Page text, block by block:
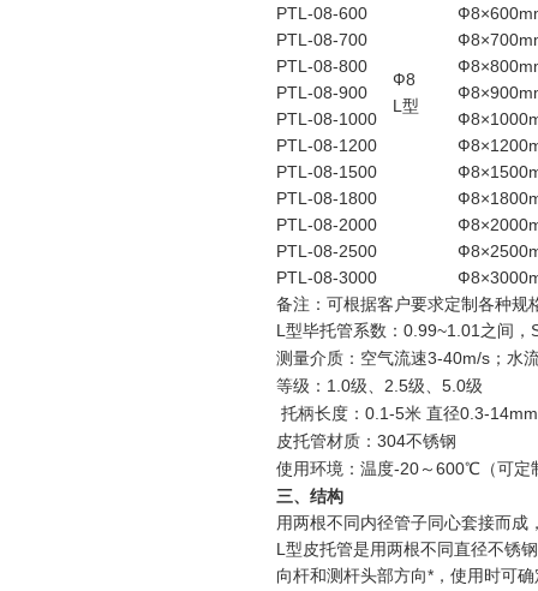
Ф8
L型
PTL-08-600
PTL-08-700
PTL-08-800
PTL-08-900
PTL-08-1000
PTL-08-1200
PTL-08-1500
PTL-08-1800
PTL-08-2000
PTL-08-2500
PTL-08-3000
备注：可根据客户要求定制各种规
L型毕托管系数：0.99~1.01之间
测量介质：空气流速3-40m/s；水
等级：1.0级、2.5级、5.0级
托柄长度：0.1-5米 直径0.3-14mm
皮托管材质：304不锈钢
使用环境：温度-20～600℃（可
三、结构
用两根不同内径管子同心套接而
L型皮托管是用两根不同直径不锈
向杆和测杆头部方向*，使用时可